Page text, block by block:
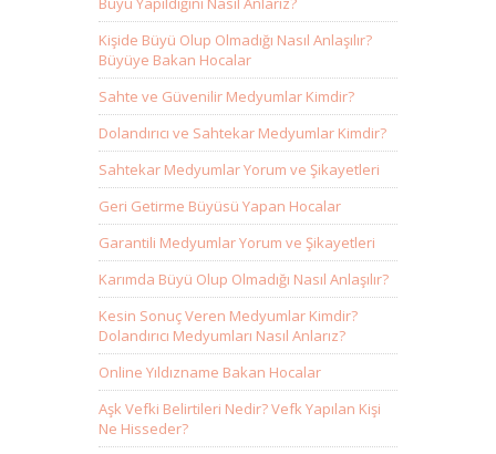
Kişide Büyü Olup Olmadığı Nasıl Anlaşılır?
Büyüye Bakan Hocalar
Sahte ve Güvenilir Medyumlar Kimdir?
Dolandırıcı ve Sahtekar Medyumlar Kimdir?
Sahtekar Medyumlar Yorum ve Şikayetleri
Geri Getirme Büyüsü Yapan Hocalar
Garantili Medyumlar Yorum ve Şikayetleri
Karımda Büyü Olup Olmadığı Nasıl Anlaşılır?
Kesin Sonuç Veren Medyumlar Kimdir?
Dolandırıcı Medyumları Nasıl Anlarız?
Online Yıldızname Bakan Hocalar
Aşk Vefki Belirtileri Nedir? Vefk Yapılan Kişi
Ne Hisseder?